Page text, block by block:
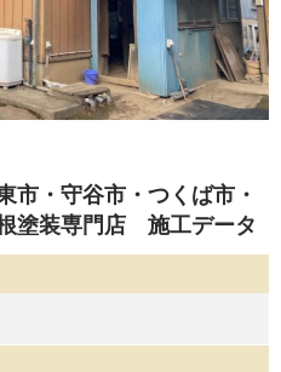
市・守谷市・つくば市・
塗装専門店 施工データ